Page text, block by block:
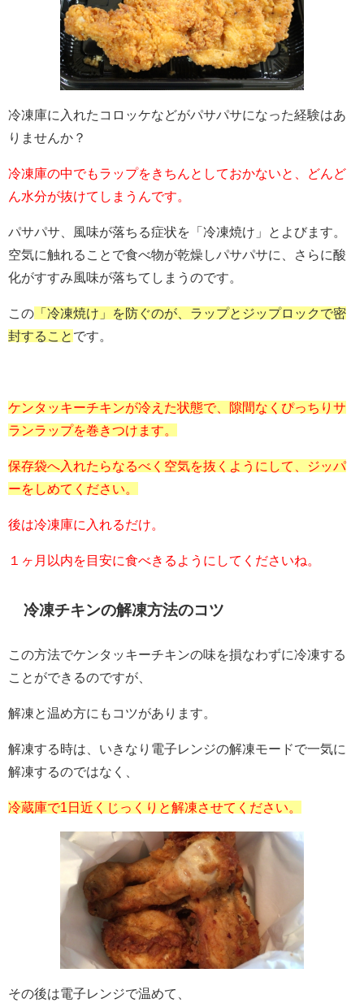
冷凍庫に入れたコロッケなどがパサパサになった経験はあ
りませんか？
冷凍庫の中でもラップをきちんとしておかないと、どんど
ん水分が抜けてしまうんです。
パサパサ、風味が落ちる症状を「冷凍焼け」とよびます。
空気に触れることで食べ物が乾燥しパサパサに、さらに酸
化がすすみ風味が落ちてしまうのです。
この 「冷凍焼け」を防ぐのが、ラップとジップロックで密
封すること です。
ケンタッキーチキンが冷えた状態で、隙間なくぴっちりサ
ランラップを巻きつけます。
保存袋へ入れたらなるべく空気を抜くようにして、ジッパ
ーをしめてください。
後は冷凍庫に入れるだけ。
１ヶ月以内を目安に食べきるようにしてくださいね。
冷凍チキンの解凍方法のコツ
この方法でケンタッキーチキンの味を損なわずに冷凍する
ことができるのですが、
解凍と温め方にもコツがあります。
解凍する時は、いきなり電子レンジの解凍モードで一気に
解凍するのではなく、
冷蔵庫で1日近くじっくりと解凍させてください。
その後は電子レンジで温めて、